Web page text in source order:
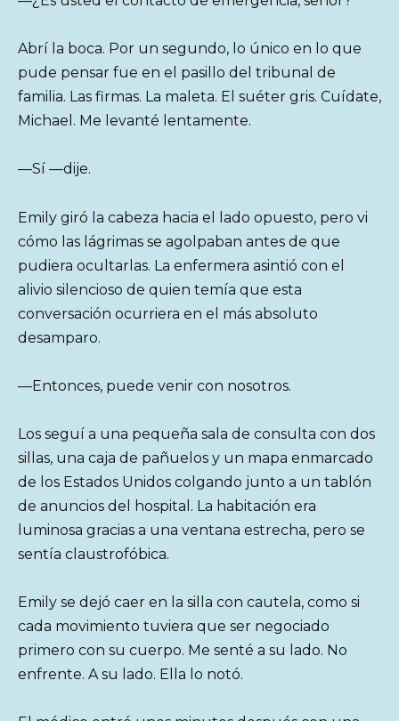
Abrí la boca. Por un segundo, lo único en lo que
pude pensar fue en el pasillo del tribunal de
familia. Las firmas. La maleta. El suéter gris. Cuídate,
Michael. Me levanté lentamente.
—Sí —dije.
Emily giró la cabeza hacia el lado opuesto, pero vi
cómo las lágrimas se agolpaban antes de que
pudiera ocultarlas. La enfermera asintió con el
alivio silencioso de quien temía que esta
conversación ocurriera en el más absoluto
desamparo.
—Entonces, puede venir con nosotros.
Los seguí a una pequeña sala de consulta con dos
sillas, una caja de pañuelos y un mapa enmarcado
de los Estados Unidos colgando junto a un tablón
de anuncios del hospital. La habitación era
luminosa gracias a una ventana estrecha, pero se
sentía claustrofóbica.
Emily se dejó caer en la silla con cautela, como si
cada movimiento tuviera que ser negociado
primero con su cuerpo. Me senté a su lado. No
enfrente. A su lado. Ella lo notó.